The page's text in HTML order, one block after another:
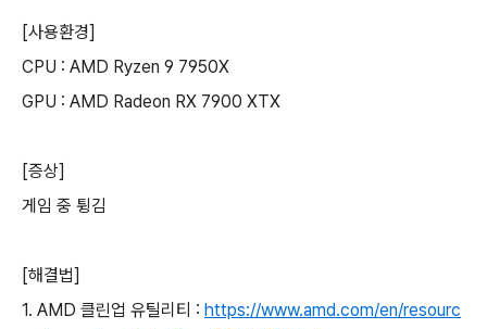
[사용환경]
CPU : AMD Ryzen 9 7950X
GPU : AMD Radeon RX 7900 XTX
[증상]
게임 중 튕김
[해결법]
1. AMD 클린업 유틸리티 : https://www.amd.com/en/resourc